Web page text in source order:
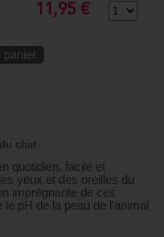
11,95 €
panier
chat
quotidien, facile et
yeux et des oreilles du
imprégnante de ces
pH de la peau de l’animal